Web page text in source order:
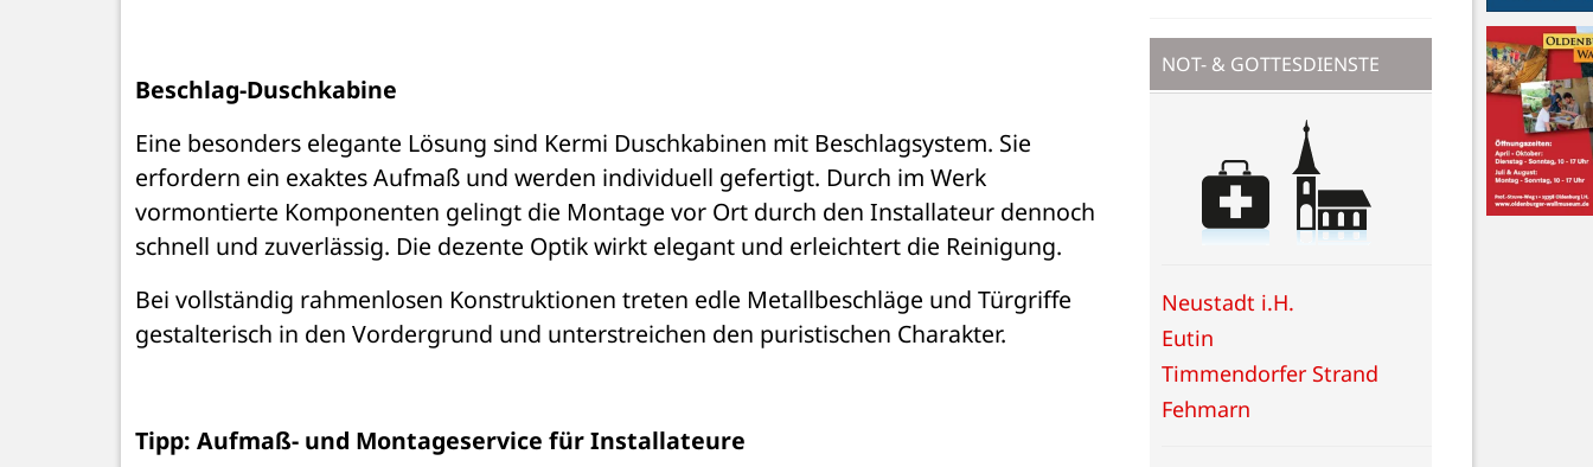
Beschlag-Duschkabine
Eine besonders elegante Lösung sind Kermi Duschkabinen mit Beschlagsystem. Sie
erfordern ein exaktes Aufmaß und werden individuell gefertigt. Durch im Werk
vormontierte Komponenten gelingt die Montage vor Ort durch den Installateur dennoch
schnell und zuverlässig. Die dezente Optik wirkt elegant und erleichtert die Reinigung.
Bei vollständig rahmenlosen Konstruktionen treten edle Metallbeschläge und Türgriffe
gestalterisch in den Vordergrund und unterstreichen den puristischen Charakter.
Tipp: Aufmaß- und Montageservice für Installateure
NOT- & GOTTESDIENSTE
Neustadt i.H.
Eutin
Timmendorfer Strand
Fehmarn